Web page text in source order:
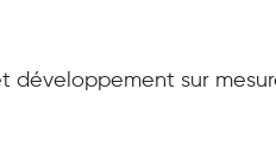
développement sur